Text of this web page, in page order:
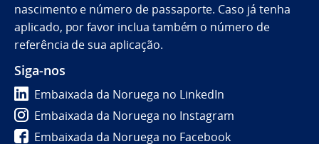
nascimento e número de passaporte. Caso já tenha
aplicado, por favor inclua também o número de
referência de sua aplicação.
Siga-nos
Embaixada da Noruega no LinkedIn
Embaixada da Noruega no Instagram
Embaixada da Noruega no Facebook